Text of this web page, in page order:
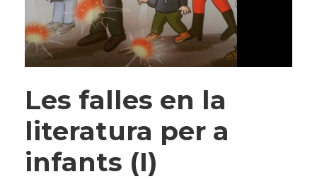
Les falles en la
literatura per a
infants (I)